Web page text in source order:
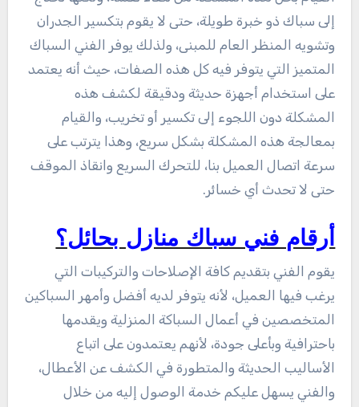
إلى سباك ذو خبرة طويلة، حتى لا يقوم بتكسير الجدران
وتشويه المنظر العام للمبنى، ولذلك يوفر الفني السباك
المتميز التي يتوفر فيه كل هذه الصفات، حيث أنه يعتمد
على استخدام أجهزة حديثة ودقيقة لكشف هذه
المشكلة دون اللجوء إلى تكسير أو تخريب، والقيام
بمعالجة هذه المشكلة بشكل سريع، وهذا يترتب على
سرعة اتصال العميل بنا، للتحرك السريع وانقاذ الموقف
حتى لا تحدث أي خسائر.
أرقام فني سباك منازل بحائل؟
يقوم الفني بتقديم كافة الإصلاحات والتركيبات التي
يرغب فيها العميل، لأنه يتوفر لديه أفضل وأمهر السباكين
المتخصصين في أعمال السباكة المنزلية ويقدمها
باحترافية وبأعلى جودة، لأنهم يعتمدون على اتباع
الأساليب الحديثة والمتطورة في الكشف عن الأعطال،
والفني يسهل عليكم خدمة الوصول إليه من خلال